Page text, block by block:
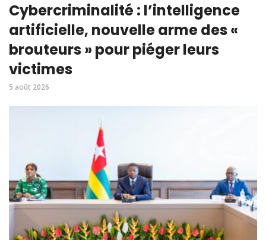
Cybercriminalité : l’intelligence
artificielle, nouvelle arme des «
brouteurs » pour piéger leurs
victimes
5 août 2026